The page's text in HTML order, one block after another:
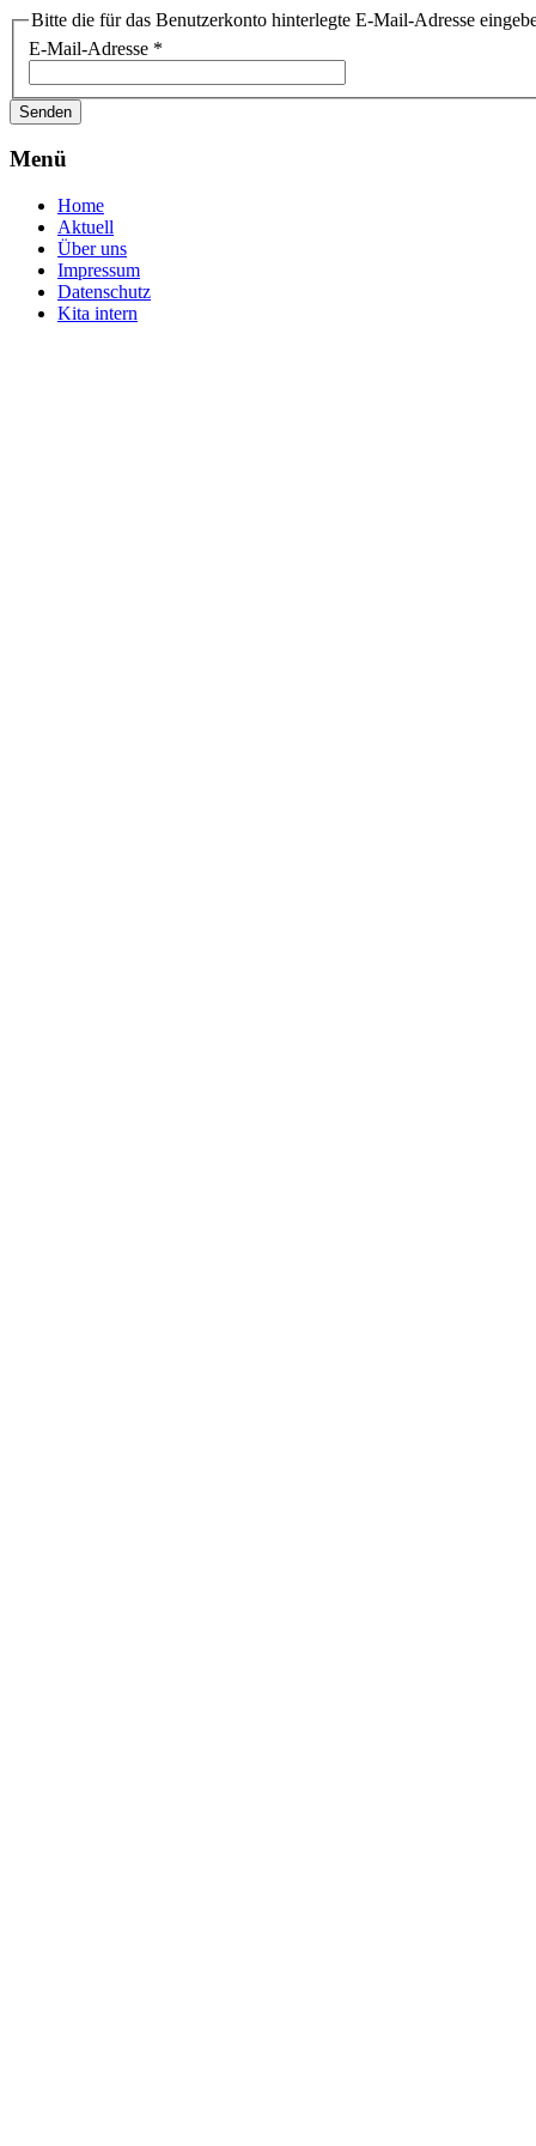
Bitte die für das Benutzerkonto hinterlegte E-Mail-Adresse
E-Mail-Adresse *
Senden
Menü
Home
Aktuell
Über uns
Impressum
Datenschutz
Kita intern